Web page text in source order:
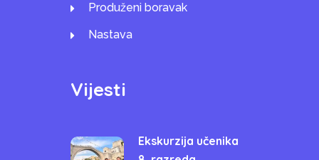
Produženi boravak
Nastava
Vijesti
Ekskurzija učenika